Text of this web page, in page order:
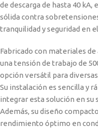
de descarga de hasta 40
sólida contra
tranquilidad y seguridad en
Fabricado con materiales
una tensión de trabajo de
opción versátil para
Su instalación es sencilla y
integrar esta solución en su
Además, su diseño
rendimiento óptimo en